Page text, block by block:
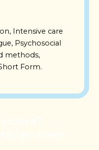
Intensive care
Psychosocial
methods,
Form.